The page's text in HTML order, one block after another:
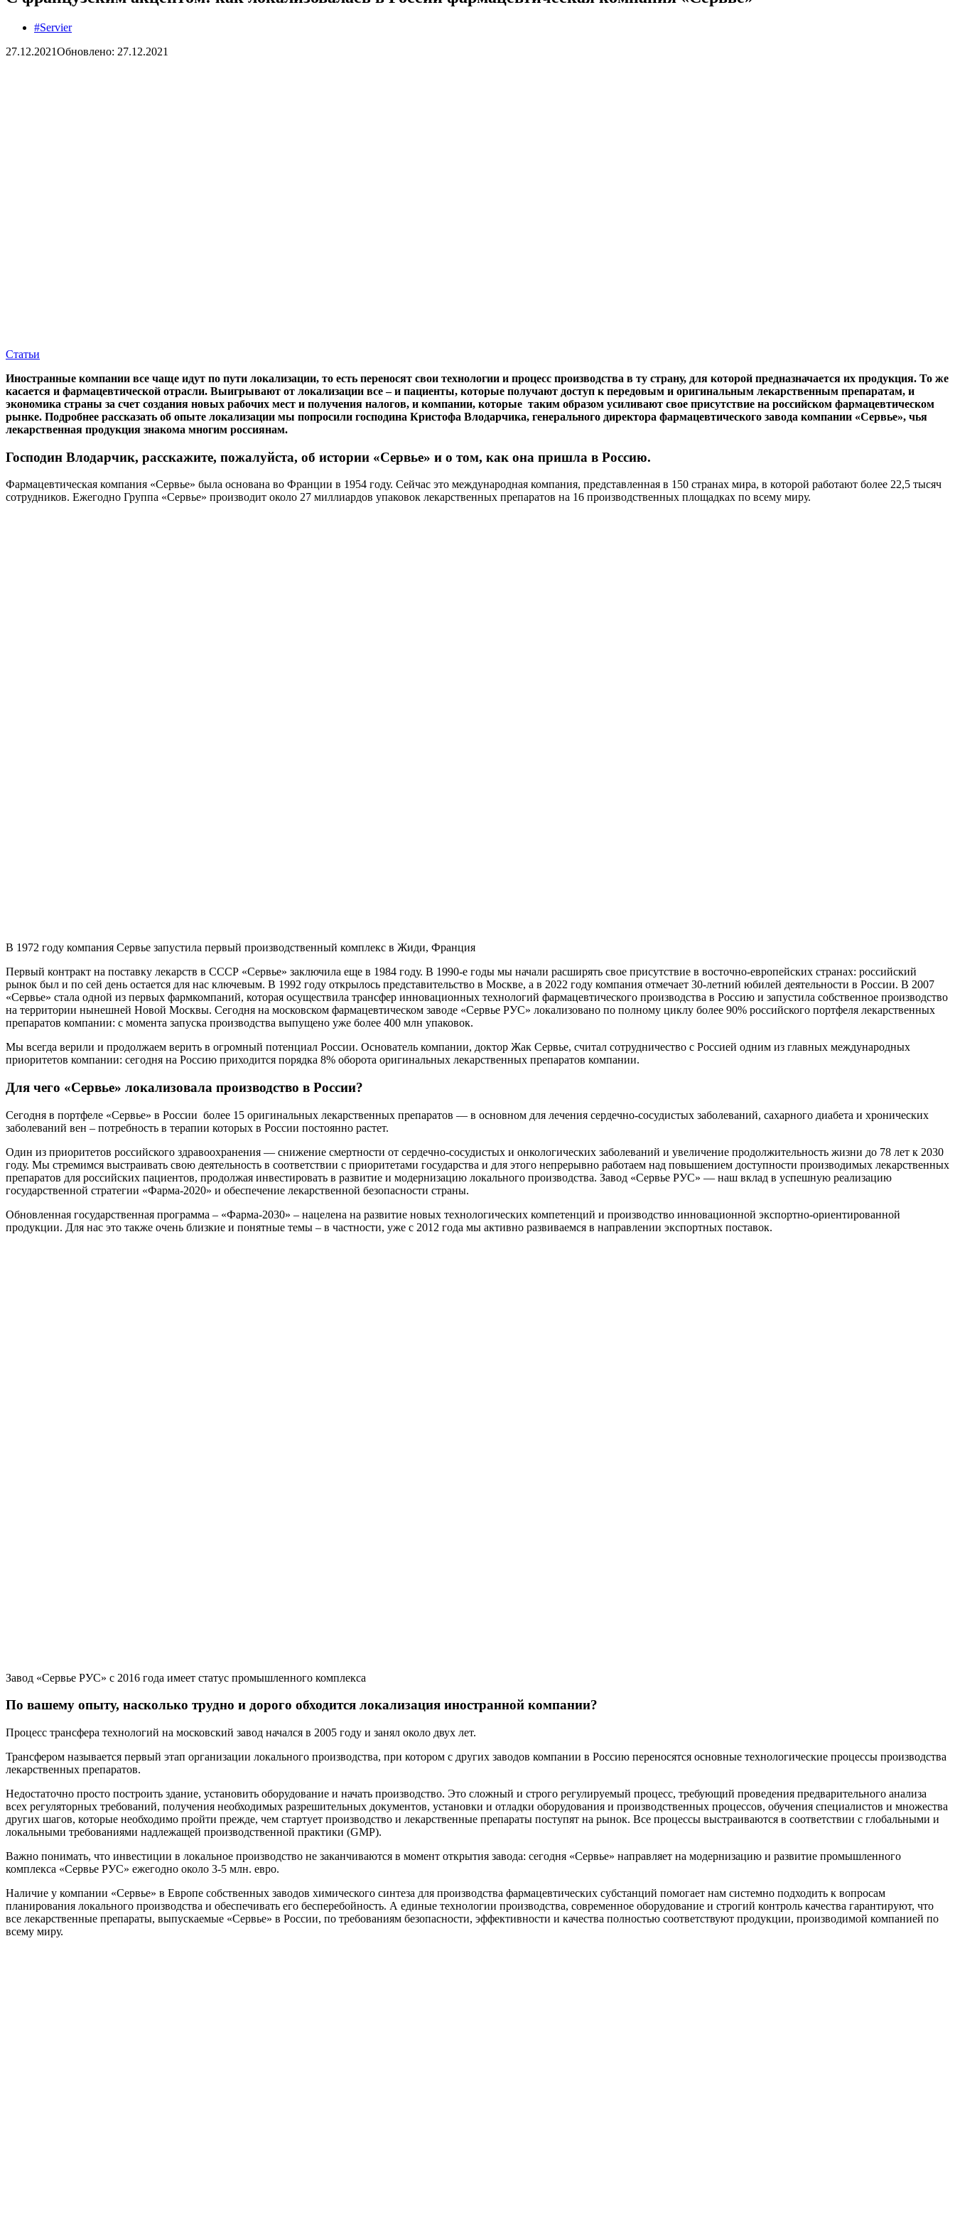
#Servier
27.12.2021Обновлено: 27.12.2021
Статьи
Иностранные компании все чаще идут по пути локализации, то есть переносят свои технологии и процесс производства в ту страну, для которой предназначается их продукция. То же
касается и фармацевтической отрасли. Выигрывают от локализации все – и пациенты, которые получают доступ к передовым и оригинальным лекарственным препаратам, и
экономика страны за счет создания новых рабочих мест и получения налогов, и компании, которые таким образом усиливают свое присутствие на российском фармацевтическом
рынке. Подробнее рассказать об опыте локализации мы попросили господина Кристофа Влодарчика, генерального директора фармацевтического завода компании «Сервье», чья
лекарственная продукция знакома многим россиянам.
Господин Влодарчик, расскажите, пожалуйста, об истории «Сервье» и о том, как она пришла в Россию.
Фармацевтическая компания «Сервье» была основана во Франции в 1954 году. Сейчас это международная компания, представленная в 150 странах мира, в которой работают более 22,5 тысяч
сотрудников. Ежегодно Группа «Сервье» производит около 27 миллиардов упаковок лекарственных препаратов на 16 производственных площадках по всему миру.
В 1972 году компания Сервье запустила первый производственный комплекс в Жиди, Франция
Первый контракт на поставку лекарств в СССР «Сервье» заключила еще в 1984 году. В 1990-е годы мы начали расширять свое присутствие в восточно-европейских странах: российский
рынок был и по сей день остается для нас ключевым. В 1992 году открылось представительство в Москве, а в 2022 году компания отмечает 30-летний юбилей деятельности в России. В 2007
«Сервье» стала одной из первых фармкомпаний, которая осуществила трансфер инновационных технологий фармацевтического производства в Россию и запустила собственное производство
на территории нынешней Новой Москвы. Сегодня на московском фармацевтическом заводе «Сервье РУС» локализовано по полному циклу более 90% российского портфеля лекарственных
препаратов компании: с момента запуска производства выпущено уже более 400 млн упаковок.
Мы всегда верили и продолжаем верить в огромный потенциал России. Основатель компании, доктор Жак Сервье, считал сотрудничество с Россией одним из главных международных
приоритетов компании: сегодня на Россию приходится порядка 8% оборота оригинальных лекарственных препаратов компании.
Для чего «Сервье» локализовала производство в России?
Сегодня в портфеле «Сервье» в России более 15 оригинальных лекарственных препаратов — в основном для лечения сердечно-сосудистых заболеваний, сахарного диабета и хронических
заболеваний вен – потребность в терапии которых в России постоянно растет.
Один из приоритетов российского здравоохранения — снижение смертности от сердечно-сосудистых и онкологических заболеваний и увеличение продолжительность жизни до 78 лет к 2030
году. Мы стремимся выстраивать свою деятельность в соответствии с приоритетами государства и для этого непрерывно работаем над повышением доступности производимых лекарственных
препаратов для российских пациентов, продолжая инвестировать в развитие и модернизацию локального производства. Завод «Сервье РУС» — наш вклад в успешную реализацию
государственной стратегии «Фарма-2020» и обеспечение лекарственной безопасности страны.
Обновленная государственная программа – «Фарма-2030» – нацелена на развитие новых технологических компетенций и производство инновационной экспортно-ориентированной
продукции. Для нас это также очень близкие и понятные темы – в частности, уже с 2012 года мы активно развиваемся в направлении экспортных поставок.
Завод «Сервье РУС» с 2016 года имеет статус промышленного комплекса
По вашему опыту, насколько трудно и дорого обходится локализация иностранной компании?
Процесс трансфера технологий на московский завод начался в 2005 году и занял около двух лет.
Трансфером называется первый этап организации локального производства, при котором с других заводов компании в Россию переносятся основные технологические процессы производства
лекарственных препаратов.
Недостаточно просто построить здание, установить оборудование и начать производство. Это сложный и строго регулируемый процесс, требующий проведения предварительного анализа
всех регуляторных требований, получения необходимых разрешительных документов, установки и отладки оборудования и производственных процессов, обучения специалистов и множества
других шагов, которые необходимо пройти прежде, чем стартует производство и лекарственные препараты поступят на рынок. Все процессы выстраиваются в соответствии с глобальными и
локальными требованиями надлежащей производственной практики (GMP).
Важно понимать, что инвестиции в локальное производство не заканчиваются в момент открытия завода: сегодня «Сервье» направляет на модернизацию и развитие промышленного
комплекса «Сервье РУС» ежегодно около 3-5 млн. евро.
Наличие у компании «Сервье» в Европе собственных заводов химического синтеза для производства фармацевтических субстанций помогает нам системно подходить к вопросам
планирования локального производства и обеспечивать его бесперебойность. А единые технологии производства, современное оборудование и строгий контроль качества гарантируют, что
все лекарственные препараты, выпускаемые «Сервье» в России, по требованиям безопасности, эффективности и качества полностью соответствуют продукции, производимой компанией по
всему миру.